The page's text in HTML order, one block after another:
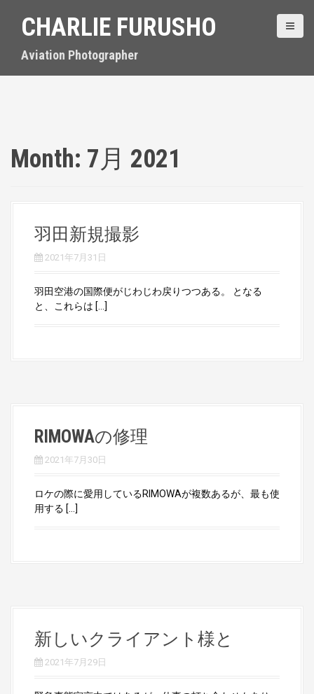
CHARLIE FURUSHO
Aviation Photographer
Month: 7月 2021
羽田新規撮影
2021年7月31日
羽田空港の国際便がじわじわ戻りつつある。 となる
と、これらは […]
RIMOWAの修理
2021年7月30日
ロケの際に愛用しているRIMOWAが複数あるが、最も使
用する […]
新しいクライアント様と
2021年7月29日